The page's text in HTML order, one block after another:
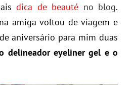
dica de beauté no blog.
amiga voltou de viagem e
aniversário para mim duas
delineador eyeliner gel e o